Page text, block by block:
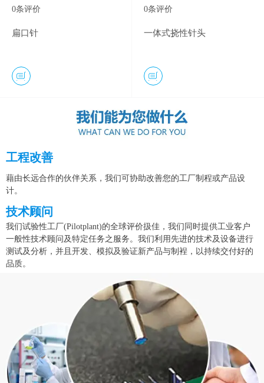
0条评价
扁口针
0条评价
一体式挠性针头
工程改善
藉由长远合作的伙伴关系，我们可协助改善您的工厂制程或产品设
计。
技术顾问
我们试验性工厂(Pilotplant)的全球评价扱佳，我们同时提供工业客户
一般性技术顾问及特定任务之服务。我们利用先进的技术及设备进行
测试及分析，并且开发、模拟及验证新产品与制裎，以持续交付好的
品质。